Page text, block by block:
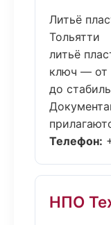
Литьё
Тольятти
литьё
ключ — от
до
Телефон:
НПО